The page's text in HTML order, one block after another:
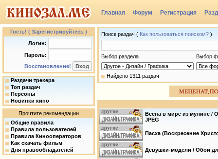
Главная Форум Регистрация
Группы
Гость! ( Зарегистрируйтесь )
Логин:
Пароль:
Восстановление!
Раздачи трекера
Топ раздач
Персоны
Новинки кино
Прочтите рекомендации
Общие правила
Правила пользователей
Правила Кинооператоров
Как скачать фильм
Для правообладателей
Поиск раздач ( Как пользоваться поиском? )
Выбор раздела Выбор
Найдено 1311 раздач
Весна в мире из мулине /
JPEG
Пасха (Воскресение
Девушки-модели / Обои